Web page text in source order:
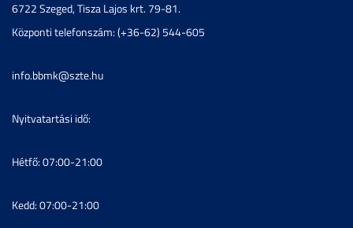
6722 Szeged, Tisza Lajos krt. 79-81.
Központi telefonszám: (+36-62) 544-605
info.bbmk@szte.hu
Nyitvatartási idő:
Hétfő: 07:00-21:00
Kedd: 07:00-21:00